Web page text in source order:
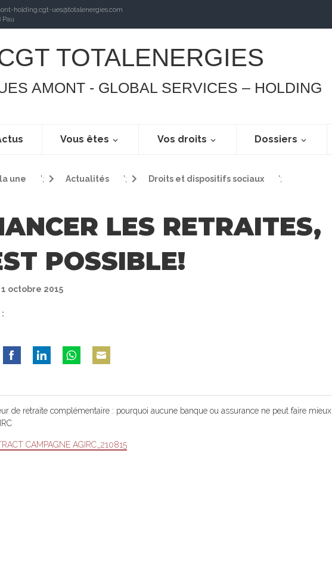
holding.cgt-ues@totalenergies.com
Pau
TOTALENERGIES
AMONT - GLOBAL SERVICES – HOLDING
Vous êtes Vos droits Dossiers
une '; Actualités '; Droits et dispositifs sociaux ';
LES RETRAITES,
POSSIBLE!
octobre 2015
FacebookLinkedInWhatsAppEmail
de retraite complémentaire : pourquoi aucune banque ou assurance ne peut faire mieux
CAMPAGNE AGIRC_210815